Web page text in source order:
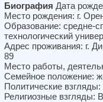
Биография Дата
Место рождения: г.
Образование: средне-
технологический
Адрес проживания: г.
89
Место работы,
Семейное положение:
Политические
Религиозные взгляды: